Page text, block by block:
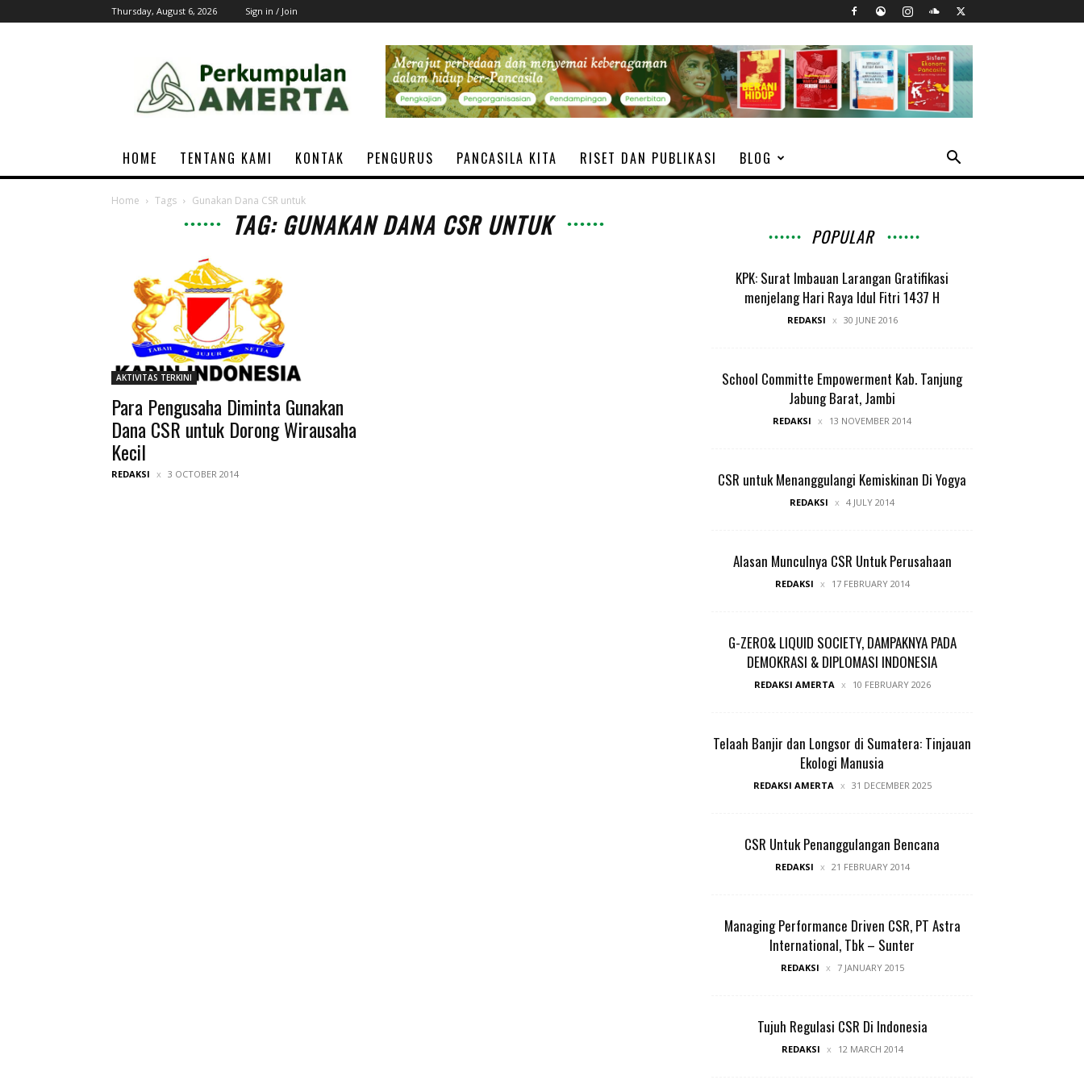
Thursday, August 6, 2026 Sign in / Join
Associations
HOME TENTANG KAMI KONTAK PENGURUS PANCASILA KITA RISET DAN PUBLIKASI BLOG
Home Tags Gunakan Dana CSR untuk
TAG: GUNAKAN DANA CSR UNTUK
AKTIVITAS TERKINI
Para Pengusaha Diminta Gunakan
Dana CSR untuk Dorong Wirausaha
Kecil
REDAKSI 3 OCTOBER 2014
POPULAR
KPK: Surat Imbauan Larangan Gratifikasi
menjelang Hari Raya Idul Fitri 1437 H
REDAKSI 30 JUNE 2016
School Committe Empowerment Kab. Tanjung
Jabung Barat, Jambi
REDAKSI 13 NOVEMBER 2014
CSR untuk Menanggulangi Kemiskinan Di Yogya
REDAKSI 4 JULY 2014
Alasan Munculnya CSR Untuk Perusahaan
REDAKSI 17 FEBRUARY 2014
G-ZERO& LIQUID SOCIETY, DAMPAKNYA PADA
DEMOKRASI & DIPLOMASI INDONESIA
REDAKSI AMERTA 10 FEBRUARY 2026
Telaah Banjir dan Longsor di Sumatera: Tinjauan
Ekologi Manusia
REDAKSI AMERTA 31 DECEMBER 2025
CSR Untuk Penanggulangan Bencana
REDAKSI 21 FEBRUARY 2014
Managing Performance Driven CSR, PT Astra
International, Tbk – Sunter
REDAKSI 7 JANUARY 2015
Tujuh Regulasi CSR Di Indonesia
REDAKSI 12 MARCH 2014